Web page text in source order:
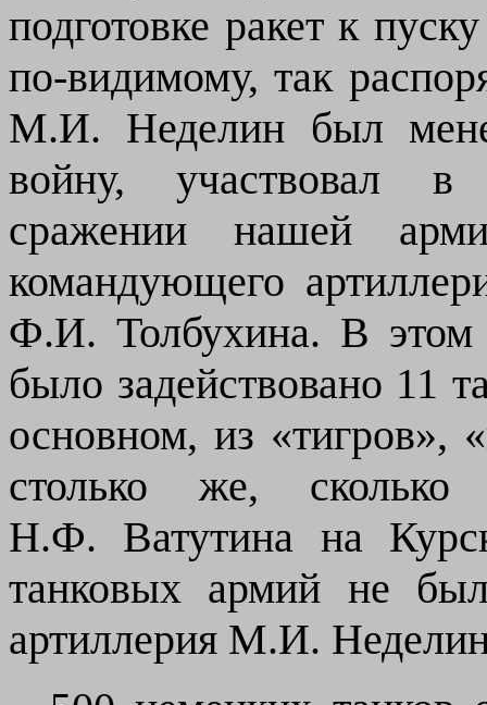
подготовке ракет к
по-видимому, так
М.И. Неделин был
войну, участвовал в
сражении нашей
командующего
Ф.И. Толбухина. В этом
было задействовано 11
основном, из «тигров»,
столько же,
Н.Ф. Ватутина на
танковых армий не
артиллерия М.И.